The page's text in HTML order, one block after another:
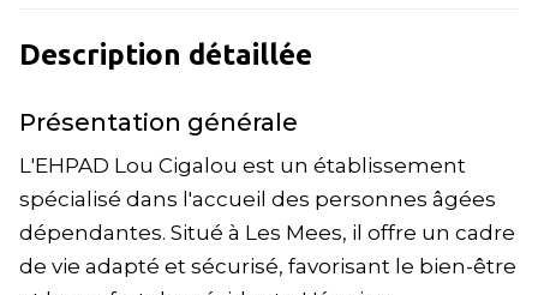
Description détaillée
Présentation générale
L'EHPAD Lou Cigalou est un établissement
spécialisé dans l'accueil des personnes âgées
dépendantes. Situé à Les Mees, il offre un cadre
de vie adapté et sécurisé, favorisant le bien-être